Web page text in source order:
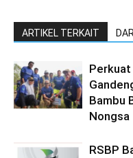
ARTIKEL TERKAIT
Perkuat
Bambu
Nongsa
RSBP